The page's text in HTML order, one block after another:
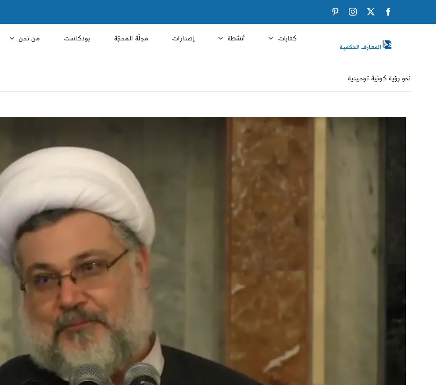
Facebook
X
Instagram
كتابات أنشطة إصدارات مجلّة المحجّة بودكاست من نحن
نحو رؤية كونية توحيدية